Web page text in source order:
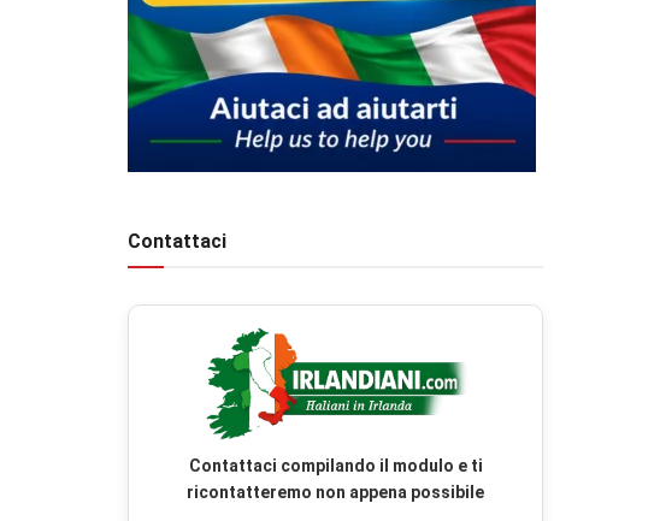
Contattaci
Contattaci compilando il modulo e ti
ricontatteremo non appena possibile